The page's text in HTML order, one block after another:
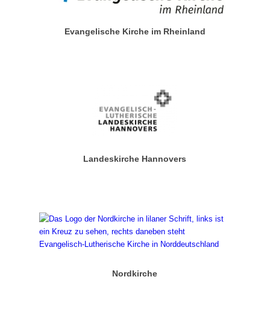
Evangelische Kirche im Rheinland
Landeskirche Hannovers
Nordkirche